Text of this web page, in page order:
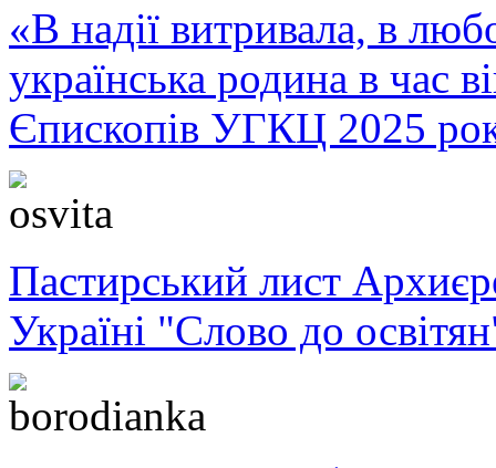
«В надії витривала, в
українська родина в час
Єпископів УГКЦ 2025
Пастирський лист
Україні "Слово до